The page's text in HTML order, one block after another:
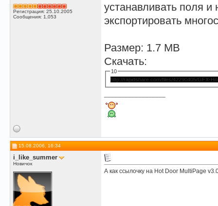
Регистрация: 25.10.2005
Сообщения: 1,053
устанавливать поля
экспортировать
Размер: 1.7 MB
Скачать:
10
http://rapidshare.com/files/42290405/GFX-
15.08.2006, 16:34
i_like_summer
Новичок
А как ссылочку на Hot Door MultiPage